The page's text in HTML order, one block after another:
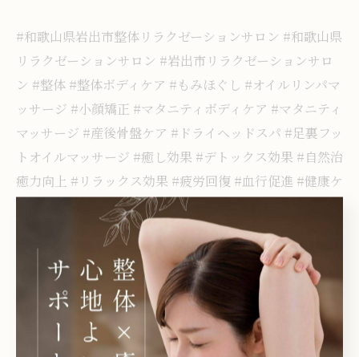
#和歌山県岩出市整体リラクゼーションサロン #和歌山県
リラクゼーションサロン #岩出市リラクゼーションサロ
ン #整体 #整体ボディケア #もみほぐし #オイルリンパマ
ッサージ #小顔矯正 #マタニティボディケア #マタニティ
マッサージ #産後骨盤ケア #ドライヘッドスパ #足裏フッ
トオイルマッサージ #癒し効果 #デトックス効果 #自然治
癒力向上 #リラックス効果 #疲労回復 #血行促進 #健康ケ
ア #身体のメンテナンス #骨盤矯正 #姿勢改善 #お客様か
らのいただきもの #柿 #旬の柿 #美味しい柿 #お客様に感
岩出市で整体によるアプローチ岩出市で緊張をほぐすも